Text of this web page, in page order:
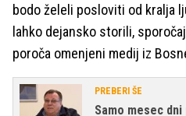
bodo želeli posloviti od kralja
lahko dejansko storili,
poroča omenjeni medij iz
PREBERI ŠE
Samo mesec